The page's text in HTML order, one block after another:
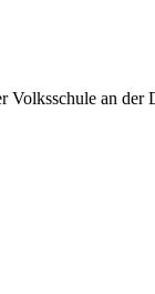
an der